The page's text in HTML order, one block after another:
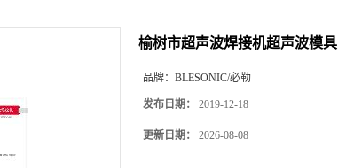
榆树市超声波焊接机超声波模具
品牌： BLESONIC/必勒
发布日期： 2019-12-18
更新日期： 2026-08-08